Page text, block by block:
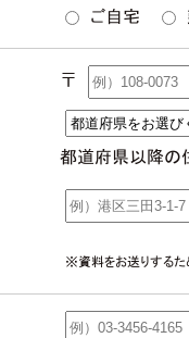
ご自宅
〒
都道府県以降の
※資料をお送りするた